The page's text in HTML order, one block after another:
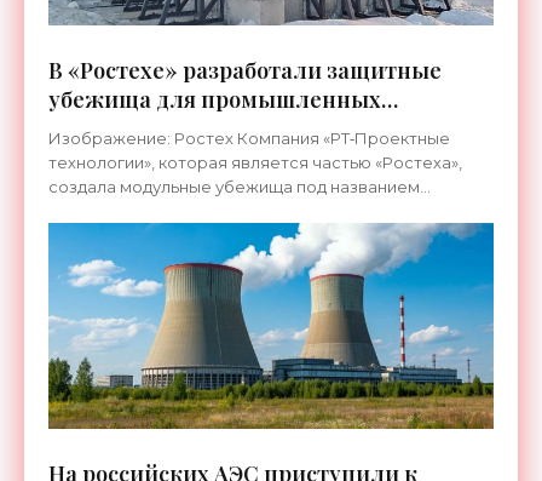
В «Ростехе» разработали защитные
убежища для промышленных
предприятий - «Технологии»
Изображение: Ростех Компания «РТ‑Проектные
технологии», которая является частью «Ростеха»,
создала модульные убежища под названием
частности, такие
На российских АЭС приступили к